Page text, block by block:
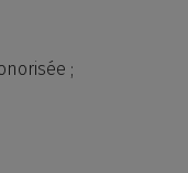
;